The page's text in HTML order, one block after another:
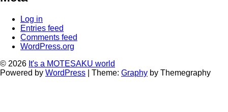
Log in
Entries feed
Comments feed
WordPress.org
© 2026 It's a MOTESAKU world
Powered by WordPress Theme: Graphy by Themegraphy